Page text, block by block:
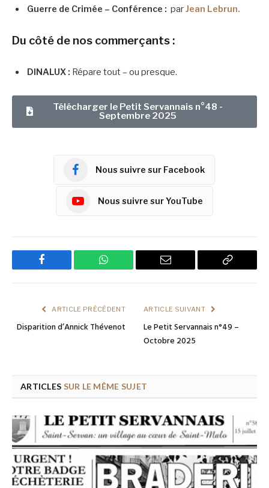
Guerre de Crimée – Conférence : parJean Lebrun.
Du côté de nos commerçants :
DINALUX : Répare tout – ou presque.
Télécharger le Petit Servannais n°48 -
Septembre 2025
Nous suivre sur Facebook
Nous suivre sur YouTube
Facebook WhatsApp Email
Copy
ARTICLE PRÉCÉDENT
Disparition d’Annick Thévenot
ARTICLE SUIVANT
Le Petit Servannais n°49 –
Octobre 2025
ARTICLES SUR LE MÊME SUJET